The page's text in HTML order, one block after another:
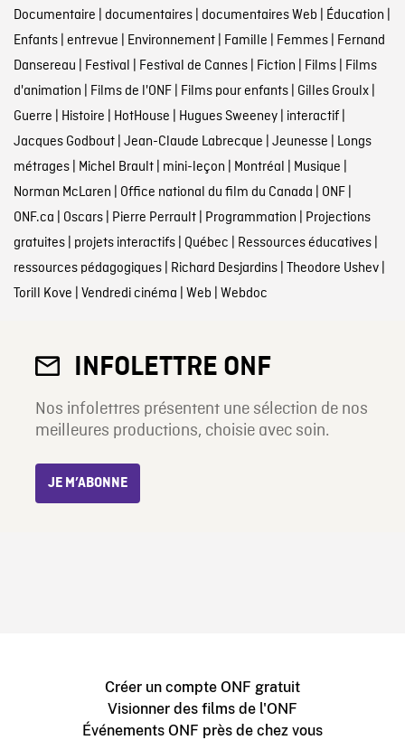
Documentaire documentaires| documentaires Web Éducation
Enfants| entrevue Environnement| Famille Femmes| Fernand
Dansereau Festival Festival de Cannes| Fiction Films| Films
d'animation Films de l'ONF| Films pour enfants| Gilles Groulx|
Guerre Histoire HotHouse Hugues Sweeney| interactif|
Jacques Godbout| Jean-Claude Labrecque Jeunesse Longs
métrages| Michel Brault| mini-leçon Montréal Musique
Norman McLaren Office national du film du Canada ONF|
ONF.ca Oscars| Pierre Perrault| Programmation Projections
gratuites| projets interactifs| Québec Ressources éducatives|
ressources pédagogiques| Richard Desjardins| Theodore Ushev|
Torill Kove Vendredi cinéma Web Webdoc
INFOLETTRE ONF
Nos infolettres présentent une sélection de nos
meilleures productions, choisie avec soin.
JE M’ABONNE
Créer un compte ONF gratuit
Visionner des films de l'ONF
Événements ONF près de chez vous